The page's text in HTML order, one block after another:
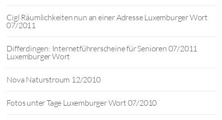
Cigl Räumlichkeiten nun an einer Adresse Luxemburger Wort
07/2011
Differdingen: Internetführerscheine für Senioren 07/2011
Luxemburger Wort
Nova Naturstroum 12/2010
Fotos unter Tage Luxemburger Wort 07/2010